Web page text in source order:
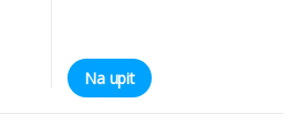
Na upit